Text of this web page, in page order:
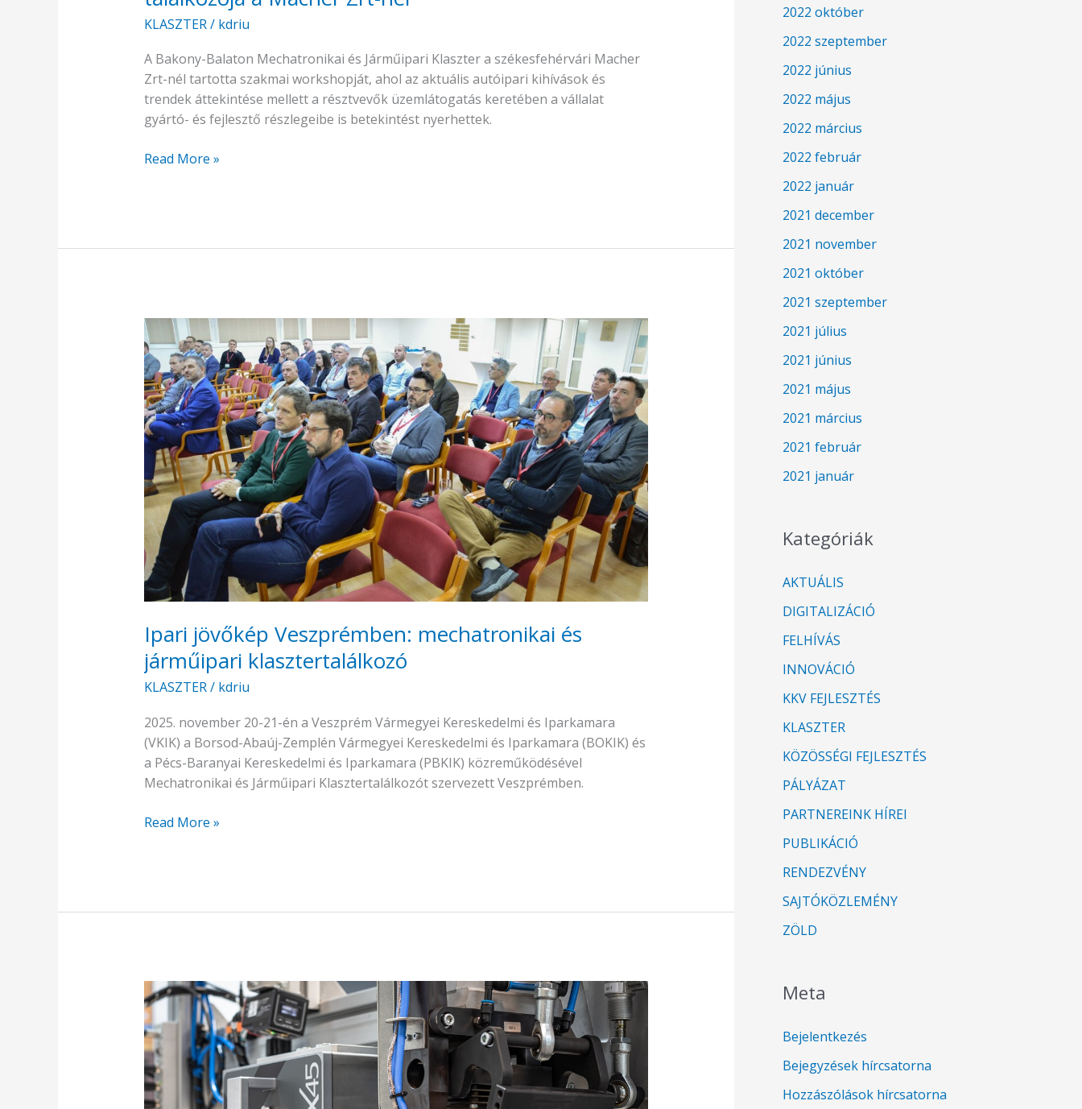
KLASZTER/ kdriu
A Bakony-Balaton Mechatronikai és Járműipari Klaszter a székesfehérvári Macher
Zrt-nél tartotta szakmai workshopját, ahol az aktuális autóipari kihívások és
trendek áttekintése mellett a résztvevők üzemlátogatás keretében a vállalat
gyártó- és fejlesztő részlegeibe is betekintést nyerhettek.
Read More »
Ipari jövőkép Veszprémben: mechatronikai és
járműipari klasztertalálkozó
KLASZTER/ kdriu
2025. november 20-21-én a Veszprém Vármegyei Kereskedelmi és Iparkamara
(VKIK) a Borsod-Abaúj-Zemplén Vármegyei Kereskedelmi és Iparkamara (BOKIK) és
a Pécs-Baranyai Kereskedelmi és Iparkamara (PBKIK) közreműködésével
Mechatronikai és Járműipari Klasztertalálkozót szervezett Veszprémben.
Ipari
jövőkép
Veszprémben:
mechatronikai
és
járműipari
klasztertalálkozó
Read More »
Új
klasztertag:
IndASys
Kft.
2022 október
2022 szeptember
2022 június
2022 május
2022 március
2022 február
2022 január
2021 december
2021 november
2021 október
2021 szeptember
2021 július
2021 június
2021 május
2021 március
2021 február
2021 január
Kategóriák
AKTUÁLIS
DIGITALIZÁCIÓ
FELHÍVÁS
INNOVÁCIÓ
KKV FEJLESZTÉS
KLASZTER
KÖZÖSSÉGI FEJLESZTÉS
PÁLYÁZAT
PARTNEREINK HÍREI
PUBLIKÁCIÓ
RENDEZVÉNY
SAJTÓKÖZLEMÉNY
ZÖLD
Meta
Bejelentkezés
Bejegyzések hírcsatorna
Hozzászólások hírcsatorna